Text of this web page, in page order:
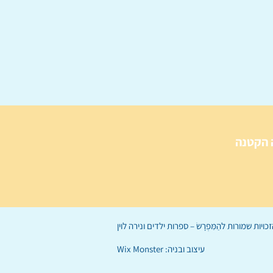
הקטנה
הַמִּפְרָשׂ – ספרות ילדים ונירה לוין
עיצוב ובניה: Wix Monster